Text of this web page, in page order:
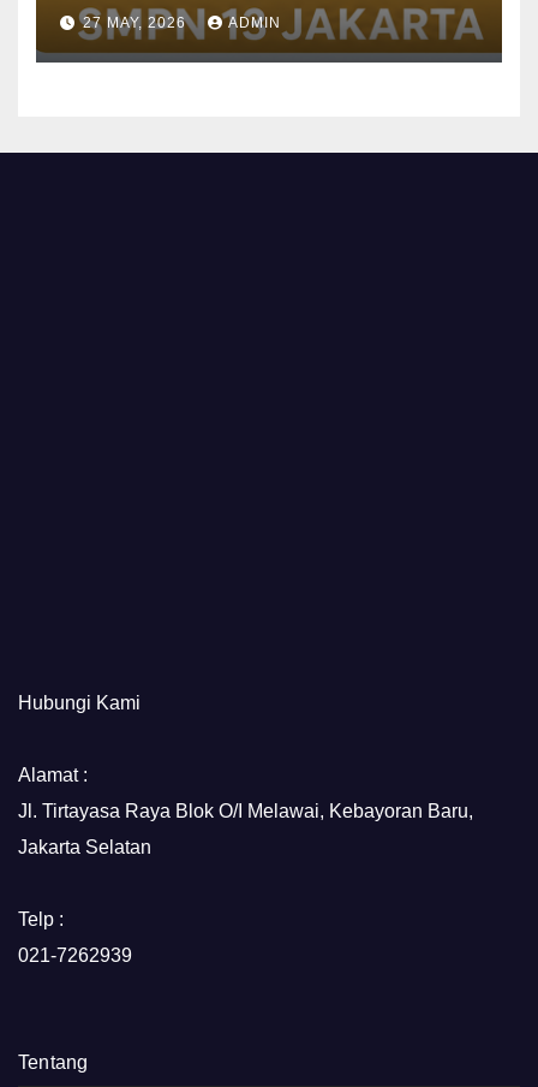
27 MAY, 2026 ADMIN
Hubungi Kami
Alamat :
Jl. Tirtayasa Raya Blok O/I Melawai, Kebayoran Baru,
Jakarta Selatan
Telp :
021-7262939
Tentang